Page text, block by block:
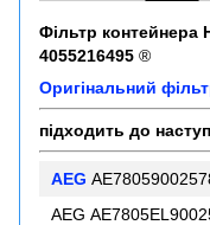
Фільтр контейнера
4055216495 ®
Оригінальний
підходить до
AEG
AEG